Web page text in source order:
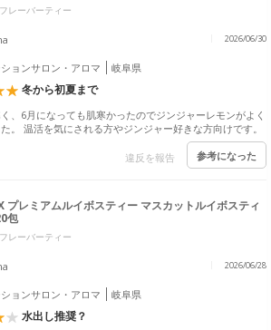
レーバーティー
2026/06/30
ョンサロン・アロマ 岐阜県
冬から初夏まで
、6月になっても肌寒かったのでジンジャーレモンがよく
。 温活を気にされる方やジンジャー好きな方向けです。
違反を報告 参考になった
プレミアムルイボスティー マスカットルイボスティ
包
レーバーティー
2026/06/28
ョンサロン・アロマ 岐阜県
水出し推奨？